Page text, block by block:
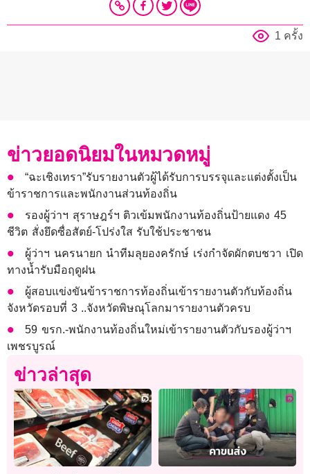
1 ครั้ง
ข่าวยอดนิยมในหมวดหมู่
“ฉะเชิงเทรา”รับรายงานตัวผู้ได้รับการบรรจุและแต่งตั้งเป็น
ข้าราชการและพนักงานส่วนท้องถิ่น
รองผู้ว่าฯ สุราษฎร์ฯ ติวเข้มพนักงานท้องถิ่นป้ายแดง 45
ชีวิต สั่งยึดซื่อสัตย์-โปร่งใส รับใช้ประชาชน
ผู้ว่าฯ นครนายก นำทีมลุยองครักษ์ เร่งกำจัดผักตบชวา เปิด
ทางน้ำรับมือฤดูฝน
ผู้สอบแข่งขันข้าราชการท้องถิ่นเข้ารายงานตัวกับท้องถิ่น
จังหวัดรอบที่ 3 ..จังหวัดพิษณุโลกมารายงานตัวครบ
59 ขรก.-พนักงานท้องถิ่นใหม่เข้ารายงานตัวกับรองผู้ว่าฯ
เพชรบูรณ์
ข่าวล่าสุด